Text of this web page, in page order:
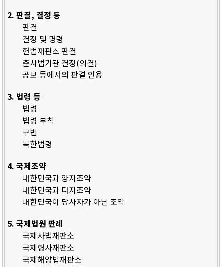
2. 판결, 결정 등
판결
결정 및 명령
헌법재판소 판결
준사법기관 결정(의결)
공보 등에서의 판결 인용
3. 법령 등
법령
법령 부칙
구법
북한법령
4. 국제조약
대한민국과 양자조약
대한민국과 다자조약
대한민국이 당사자가 아닌 조약
5. 국제법원 판례
국제사법재판소
국제형사재판소
국제해양법재판소